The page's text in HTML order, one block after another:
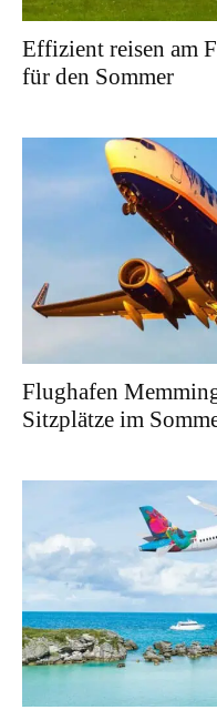
Effizient reisen am
für den Sommer
Flughafen
Sitzplätze im